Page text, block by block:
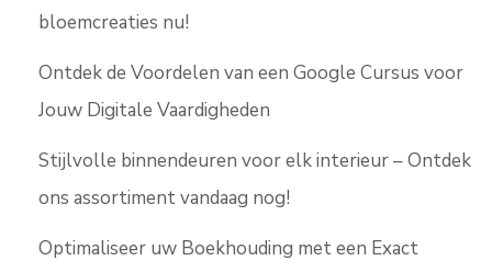
bloemcreaties nu!
Ontdek de Voordelen van een Google Cursus voor
Jouw Digitale Vaardigheden
Stijlvolle binnendeuren voor elk interieur – Ontdek
ons assortiment vandaag nog!
Optimaliseer uw Boekhouding met een Exact